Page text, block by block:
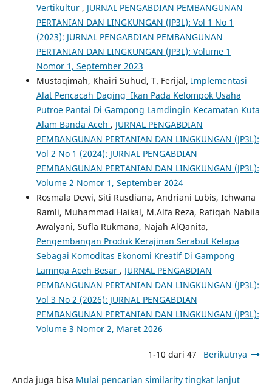
Vertikultur , JURNAL PENGABDIAN PEMBANGUNAN
PERTANIAN DAN LINGKUNGAN (JP3L): Vol 1 No 1
(2023): JURNAL PENGABDIAN PEMBANGUNAN
PERTANIAN DAN LINGKUNGAN (JP3L): Volume 1
Nomor 1, September 2023
Mustaqimah, Khairi Suhud, T. Ferijal, Implementasi
Alat Pencacah Daging Ikan Pada Kelompok Usaha
Putroe Pantai Di Gampong Lamdingin Kecamatan Kuta
Alam Banda Aceh , JURNAL PENGABDIAN
PEMBANGUNAN PERTANIAN DAN LINGKUNGAN (JP3L):
Vol 2 No 1 (2024): JURNAL PENGABDIAN
PEMBANGUNAN PERTANIAN DAN LINGKUNGAN (JP3L):
Volume 2 Nomor 1, September 2024
Rosmala Dewi, Siti Rusdiana, Andriani Lubis, Ichwana
Ramli, Muhammad Haikal, M.Alfa Reza, Rafiqah Nabila
Awalyani, Sufla Rukmana, Najah AlQanita,
Pengembangan Produk Kerajinan Serabut Kelapa
Sebagai Komoditas Ekonomi Kreatif Di Gampong
Lamnga Aceh Besar , JURNAL PENGABDIAN
PEMBANGUNAN PERTANIAN DAN LINGKUNGAN (JP3L):
Vol 3 No 2 (2026): JURNAL PENGABDIAN
PEMBANGUNAN PERTANIAN DAN LINGKUNGAN (JP3L):
Volume 3 Nomor 2, Maret 2026
1-10 dari 47 Berikutnya
Anda juga bisa Mulai pencarian similarity tingkat lanjut